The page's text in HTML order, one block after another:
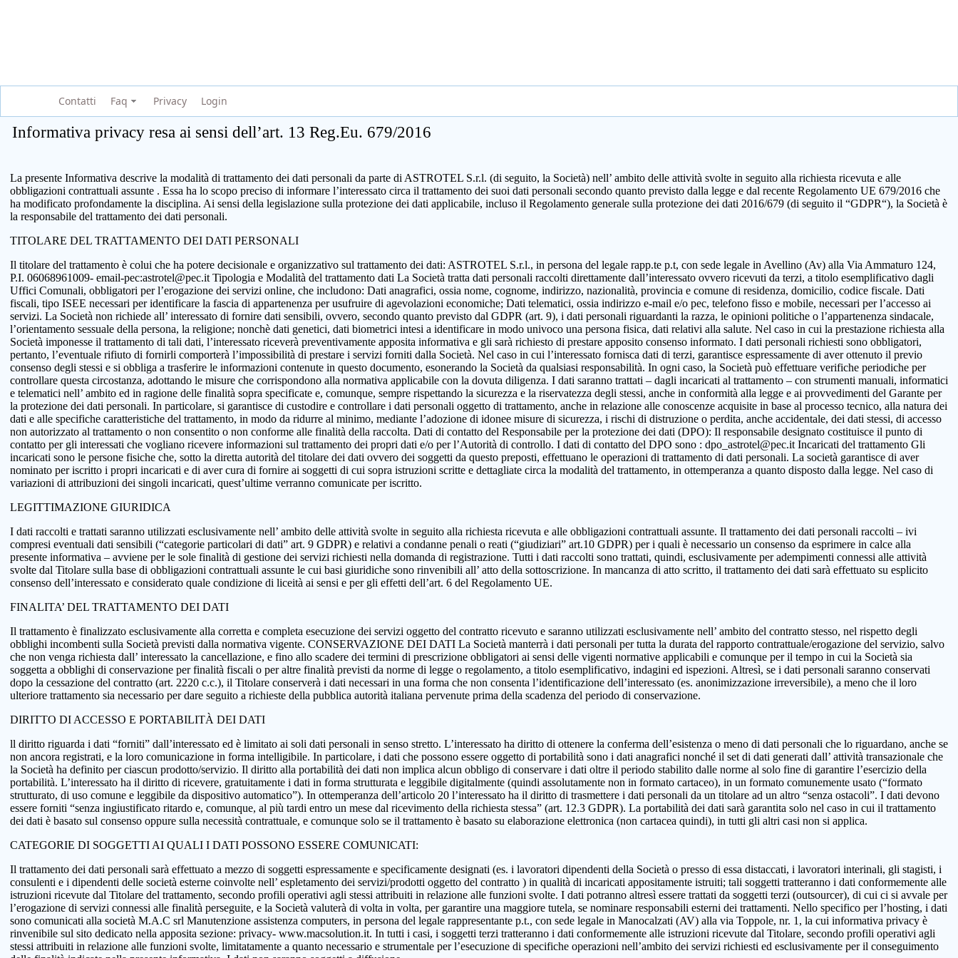
Contatti Faq Privacy Login
Informativa privacy resa ai sensi dell’art. 13 Reg.Eu. 679/2016
La presente Informativa descrive la modalità di trattamento dei dati personali da parte di ASTROTEL S.r.l. (di seguito, la Società) nell’ ambito delle attività svolte in seguito alla richiesta ricevuta e alle
obbligazioni contrattuali assunte . Essa ha lo scopo preciso di informare l’interessato circa il trattamento dei suoi dati personali secondo quanto previsto dalla legge e dal recente Regolamento UE 679/2016 che
ha modificato profondamente la disciplina. Ai sensi della legislazione sulla protezione dei dati applicabile, incluso il Regolamento generale sulla protezione dei dati 2016/679 (di seguito il “GDPR“), la Società è
la responsabile del trattamento dei dati personali.
TITOLARE DEL TRATTAMENTO DEI DATI PERSONALI
Il titolare del trattamento è colui che ha potere decisionale e organizzativo sul trattamento dei dati: ASTROTEL S.r.l., in persona del legale rapp.te p.t, con sede legale in Avellino (Av) alla Via Ammaturo 124,
P.I. 06068961009- email-pec:astrotel@pec.it Tipologia e Modalità del trattamento dati La Società tratta dati personali raccolti direttamente dall’interessato ovvero ricevuti da terzi, a titolo esemplificativo dagli
Uffici Comunali, obbligatori per l’erogazione dei servizi online, che includono: Dati anagrafici, ossia nome, cognome, indirizzo, nazionalità, provincia e comune di residenza, domicilio, codice fiscale. Dati
fiscali, tipo ISEE necessari per identificare la fascia di appartenenza per usufruire di agevolazioni economiche; Dati telematici, ossia indirizzo e-mail e/o pec, telefono fisso e mobile, necessari per l’accesso ai
servizi. La Società non richiede all’ interessato di fornire dati sensibili, ovvero, secondo quanto previsto dal GDPR (art. 9), i dati personali riguardanti la razza, le opinioni politiche o l’appartenenza sindacale,
l’orientamento sessuale della persona, la religione; nonchè dati genetici, dati biometrici intesi a identificare in modo univoco una persona fisica, dati relativi alla salute. Nel caso in cui la prestazione richiesta alla
Società imponesse il trattamento di tali dati, l’interessato riceverà preventivamente apposita informativa e gli sarà richiesto di prestare apposito consenso informato. I dati personali richiesti sono obbligatori,
pertanto, l’eventuale rifiuto di fornirli comporterà l’impossibilità di prestare i servizi forniti dalla Società. Nel caso in cui l’interessato fornisca dati di terzi, garantisce espressamente di aver ottenuto il previo
consenso degli stessi e si obbliga a trasferire le informazioni contenute in questo documento, esonerando la Società da qualsiasi responsabilità. In ogni caso, la Società può effettuare verifiche periodiche per
controllare questa circostanza, adottando le misure che corrispondono alla normativa applicabile con la dovuta diligenza. I dati saranno trattati – dagli incaricati al trattamento – con strumenti manuali, informatici
e telematici nell’ ambito ed in ragione delle finalità sopra specificate e, comunque, sempre rispettando la sicurezza e la riservatezza degli stessi, anche in conformità alla legge e ai provvedimenti del Garante per
la protezione dei dati personali. In particolare, si garantisce di custodire e controllare i dati personali oggetto di trattamento, anche in relazione alle conoscenze acquisite in base al processo tecnico, alla natura dei
dati e alle specifiche caratteristiche del trattamento, in modo da ridurre al minimo, mediante l’adozione di idonee misure di sicurezza, i rischi di distruzione o perdita, anche accidentale, dei dati stessi, di accesso
non autorizzato al trattamento o non consentito o non conforme alle finalità della raccolta. Dati di contatto del Responsabile per la protezione dei dati (DPO): Il responsabile designato costituisce il punto di
contatto per gli interessati che vogliano ricevere informazioni sul trattamento dei propri dati e/o per l’Autorità di controllo. I dati di contatto del DPO sono : dpo_astrotel@pec.it Incaricati del trattamento Gli
incaricati sono le persone fisiche che, sotto la diretta autorità del titolare dei dati ovvero dei soggetti da questo preposti, effettuano le operazioni di trattamento di dati personali. La società garantisce di aver
nominato per iscritto i propri incaricati e di aver cura di fornire ai soggetti di cui sopra istruzioni scritte e dettagliate circa la modalità del trattamento, in ottemperanza a quanto disposto dalla legge. Nel caso di
variazioni di attribuzioni dei singoli incaricati, quest’ultime verranno comunicate per iscritto.
LEGITTIMAZIONE GIURIDICA
I dati raccolti e trattati saranno utilizzati esclusivamente nell’ ambito delle attività svolte in seguito alla richiesta ricevuta e alle obbligazioni contrattuali assunte. Il trattamento dei dati personali raccolti – ivi
compresi eventuali dati sensibili (“categorie particolari di dati” art. 9 GDPR) e relativi a condanne penali o reati (“giudiziari” art.10 GDPR) per i quali è necessario un consenso da esprimere in calce alla
presente informativa – avviene per le sole finalità di gestione dei servizi richiesti nella domanda di registrazione. Tutti i dati raccolti sono trattati, quindi, esclusivamente per adempimenti connessi alle attività
svolte dal Titolare sulla base di obbligazioni contrattuali assunte le cui basi giuridiche sono rinvenibili all’ atto della sottoscrizione. In mancanza di atto scritto, il trattamento dei dati sarà effettuato su esplicito
consenso dell’interessato e considerato quale condizione di liceità ai sensi e per gli effetti dell’art. 6 del Regolamento UE.
FINALITA’ DEL TRATTAMENTO DEI DATI
Il trattamento è finalizzato esclusivamente alla corretta e completa esecuzione dei servizi oggetto del contratto ricevuto e saranno utilizzati esclusivamente nell’ ambito del contratto stesso, nel rispetto degli
obblighi incombenti sulla Società previsti dalla normativa vigente. CONSERVAZIONE DEI DATI La Società manterrà i dati personali per tutta la durata del rapporto contrattuale/erogazione del servizio, salvo
che non venga richiesta dall’ interessato la cancellazione, e fino allo scadere dei termini di prescrizione obbligatori ai sensi delle vigenti normative applicabili e comunque per il tempo in cui la Società sia
soggetta a obblighi di conservazione per finalità fiscali o per altre finalità previsti da norme di legge o regolamento, a titolo esemplificativo, indagini ed ispezioni. Altresì, se i dati personali saranno conservati
dopo la cessazione del contratto (art. 2220 c.c.), il Titolare conserverà i dati necessari in una forma che non consenta l’identificazione dell’interessato (es. anonimizzazione irreversibile), a meno che il loro
ulteriore trattamento sia necessario per dare seguito a richieste della pubblica autorità italiana pervenute prima della scadenza del periodo di conservazione.
DIRITTO DI ACCESSO E PORTABILITÀ DEI DATI
ll diritto riguarda i dati “forniti” dall’interessato ed è limitato ai soli dati personali in senso stretto. L’interessato ha diritto di ottenere la conferma dell’esistenza o meno di dati personali che lo riguardano, anche se
non ancora registrati, e la loro comunicazione in forma intelligibile. In particolare, i dati che possono essere oggetto di portabilità sono i dati anagrafici nonché il set di dati generati dall’ attività transazionale che
la Società ha definito per ciascun prodotto/servizio. Il diritto alla portabilità dei dati non implica alcun obbligo di conservare i dati oltre il periodo stabilito dalle norme al solo fine di garantire l’esercizio della
portabilità. L’interessato ha il diritto di ricevere, gratuitamente i dati in forma strutturata e leggibile digitalmente (quindi assolutamente non in formato cartaceo), in un formato comunemente usato (“formato
strutturato, di uso comune e leggibile da dispositivo automatico”). In ottemperanza dell’articolo 20 l’interessato ha il diritto di trasmettere i dati personali da un titolare ad un altro “senza ostacoli”. I dati devono
essere forniti “senza ingiustificato ritardo e, comunque, al più tardi entro un mese dal ricevimento della richiesta stessa” (art. 12.3 GDPR). La portabilità dei dati sarà garantita solo nel caso in cui il trattamento
dei dati è basato sul consenso oppure sulla necessità contrattuale, e comunque solo se il trattamento è basato su elaborazione elettronica (non cartacea quindi), in tutti gli altri casi non si applica.
CATEGORIE DI SOGGETTI AI QUALI I DATI POSSONO ESSERE COMUNICATI:
Il trattamento dei dati personali sarà effettuato a mezzo di soggetti espressamente e specificamente designati (es. i lavoratori dipendenti della Società o presso di essa distaccati, i lavoratori interinali, gli stagisti, i
consulenti e i dipendenti delle società esterne coinvolte nell’ espletamento dei servizi/prodotti oggetto del contratto ) in qualità di incaricati appositamente istruiti; tali soggetti tratteranno i dati conformemente alle
istruzioni ricevute dal Titolare del trattamento, secondo profili operativi agli stessi attribuiti in relazione alle funzioni svolte. I dati potranno altresì essere trattati da soggetti terzi (outsourcer), di cui ci si avvale per
l’erogazione di servizi connessi alle finalità perseguite, e la Società valuterà di volta in volta, per garantire una maggiore tutela, se nominare responsabili esterni dei trattamenti. Nello specifico per l’hosting, i dati
sono comunicati alla società M.A.C srl Manutenzione assistenza computers, in persona del legale rappresentante p.t., con sede legale in Manocalzati (AV) alla via Toppole, nr. 1, la cui informativa privacy è
rinvenibile sul sito dedicato nella apposita sezione: privacy- www.macsolution.it. In tutti i casi, i soggetti terzi tratteranno i dati conformemente alle istruzioni ricevute dal Titolare, secondo profili operativi agli
stessi attribuiti in relazione alle funzioni svolte, limitatamente a quanto necessario e strumentale per l’esecuzione di specifiche operazioni nell’ambito dei servizi richiesti ed esclusivamente per il conseguimento